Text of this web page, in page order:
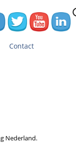
Contact
Nederland.